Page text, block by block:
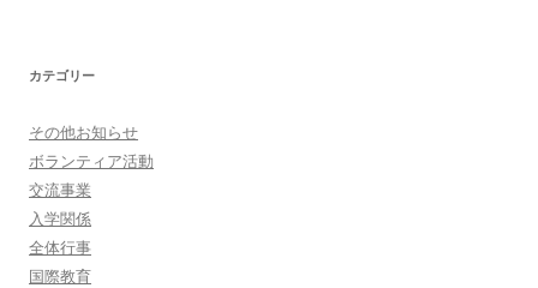
カテゴリー
その他お知らせ
ボランティア活動
交流事業
入学関係
全体行事
国際教育